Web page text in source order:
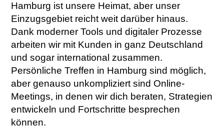
Hamburg ist unsere Heimat, aber unser
Einzugsgebiet reicht weit darüber hinaus.
Dank moderner Tools und digitaler Prozesse
arbeiten wir mit Kunden in ganz Deutschland
und sogar international zusammen.
Persönliche Treffen in Hamburg sind möglich,
aber genauso unkompliziert sind Online-
Meetings, in denen wir dich beraten, Strategien
entwickeln und Fortschritte besprechen
können.